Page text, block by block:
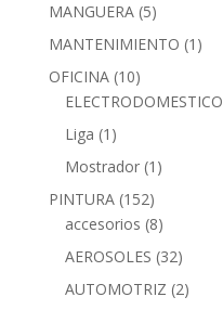
MANGUERA (5)
MANTENIMIENTO (1)
OFICINA (10)
ELECTRODOMESTICO
Liga (1)
Mostrador (1)
PINTURA (152)
accesorios (8)
AEROSOLES (32)
AUTOMOTRIZ (2)